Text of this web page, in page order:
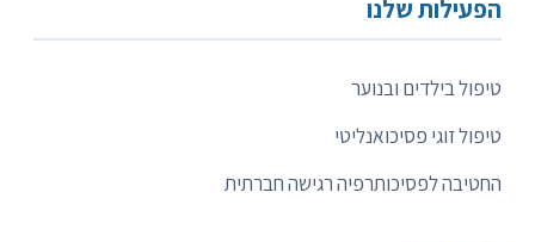
הפעילות שלנו
טיפול בילדים ובנוער
טיפול זוגי פסיכואנליטי
החטיבה לפסיכותרפיה רגישה חברתית